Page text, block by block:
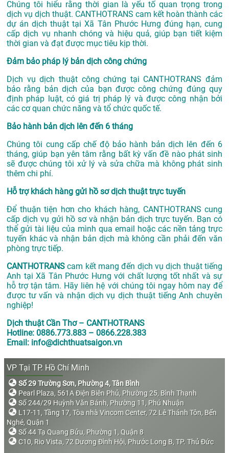
Chúng tôi hiểu rằng thời gian là yếu tố quan trọng trong
dịch vụ dịch thuật. CANTHOTRANS cam kết hoàn thành các
dự ándịch thuật tại Xã Tân Phước Hưng đúng hạn, cung
cấp dịch vụ nhanh chóng và hiệu quả, giúp bạn tiết kiệm
thời gian và đạt được mục tiêu kịp thời.
Đảm bảo pháp lý bản dịch công chứng
Dịch vụ dịch thuật công chứng tại CANTHOTRANS đảm
bảo rằng bản dịch của bạn được công chứng đúng quy
định pháp luật, có giá trị pháp lý và được công nhận bởi
các cơ quan chức năng và tổ chức quốc tế.
Bảo hành bản dịch lên đến 6 tháng
Chúng tôi cung cấp chế độ bảo hành bản dịch lên đến 6
tháng, giúp bạn yên tâm rằng bất kỳ vấn đề nào phát sinh
sẽ được chúng tôi xử lý và sửa chữa mà không phát sinh
thêm chi phí.
Hỗ trợ khách hàng gửi hồ sơ dịch thuật trực tuyến
Để thuận tiện hơn cho khách hàng, CANTHOTRANS cung
cấp dịch vụ gửi hồ sơ và nhận bản dịch trực tuyến. Bạn có
thể gửi tài liệu của mình qua email hoặc các nền tảng trực
tuyến khác và nhận bản dịch mà không cần phải đến văn
phòng trực tiếp.
CANTHOTRANS cam kết mang đến dịch vụ dịch thuật tiếng
Anh tại Xã Tân Phước Hưng với chất lượng tốt nhất và sự
hỗ trợ tận tâm. Hãy liên hệ với chúng tôi ngay hôm nay để
được tư vấn và nhận dịch vụ dịch thuật tiếng Anh chuyên
nghiệp!
Dịch thuật Cần Thơ – CANTHOTRANS
Hotline: 0886.773.883 – 0866.228.383
Email: info@dichthuatsaigon.vn
VP Tại TP. Hồ Chí Minh
Số 29 Trường Sơn, Phường 4, Tân Bình
Pearl Plaza, 561A Điện Biên Phủ, Phường 25, Bình Thạnh
Số 244/29 Huỳnh Văn Bánh, Phường 11, Phú Nhuận
L17-11, Tầng 17, Tòa nhà Vincom Center, 72 Lê Thánh Tôn, Bến
Nghé, Quận 1
Số 44 Tạ Quang Bửu, Phường 1, Quận 8
C10, Rio Vista, 72 Dương Đình Hội, Phước Long B, TP. Thủ Đức